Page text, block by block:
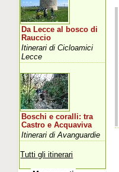
Da Lecce al bosco di
Rauccio
Itinerari di Cicloamici
Lecce
Boschi e coralli: tra
Castro e Acquaviva
Itinerari di Avanguardie
Tutti gli itinerari